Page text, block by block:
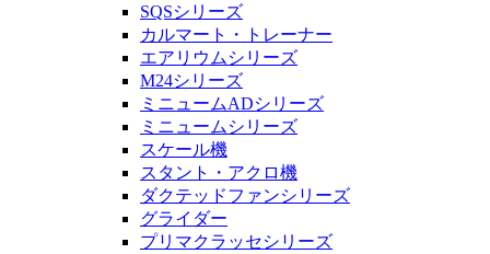
SQSシリーズ
カルマート・トレーナー
エアリウムシリーズ
M24シリーズ
ミニュームADシリーズ
ミニュームシリーズ
スケール機
スタント・アクロ機
ダクテッドファンシリーズ
グライダー
プリマクラッセシリーズ